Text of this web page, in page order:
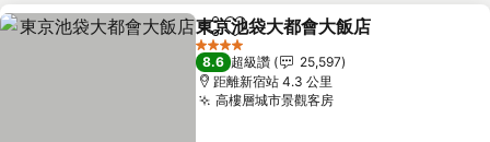
分享 加入我的最愛
東京池袋大都會大飯店
4 星級
8.6 超級讚
25,597
距離新宿站 4.3 公里
高樓層城市景觀客房查看價格